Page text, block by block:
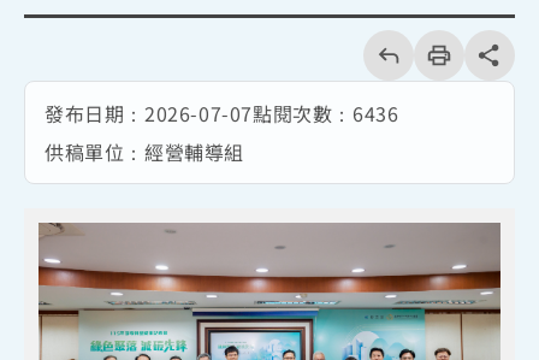
回
上
一
頁
列
印
share分享
發布日期： 2026-07-07點閱次數： 6436
供稿單位： 經營輔導組